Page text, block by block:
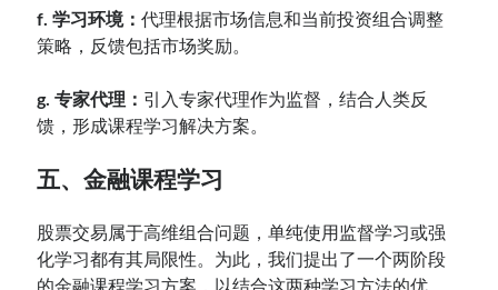
f. 学习环境：代理根据市场信息和当前投资组合调整
策略，反馈包括市场奖励。
g. 专家代理： 引入专家代理作为监督，结合人类反
馈，形成课程学习解决方案。
五、金融课程学习
股票交易属于高维组合问题，单纯使用监督学习或强
化学习都有其局限性。为此，我们提出了一个两阶段
的金融课程学习方案，以结合这两种学习方法的优